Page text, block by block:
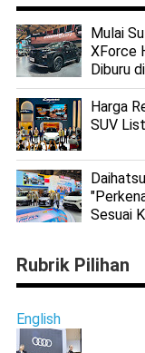
Mulai
XForce
Diburu
Harga
SUV
Sesuai
Rubrik Pilihan
English